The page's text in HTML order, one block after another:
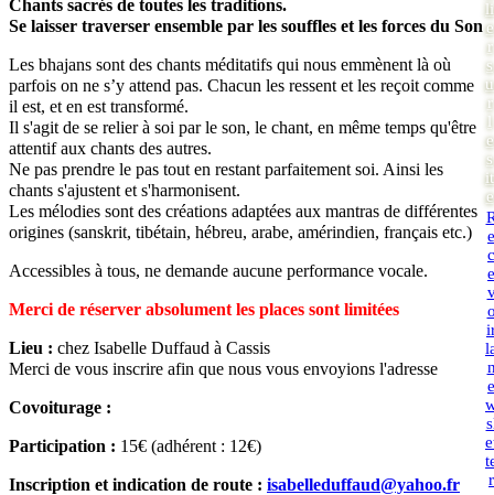
Chants sacrés de toutes les traditions.
Se laisser traverser ensemble par les souffles et les forces du Son
Les bhajans sont des chants méditatifs qui nous emmènent là où
parfois on ne s’y attend pas. Chacun les ressent et les reçoit comme
il est, et en est transformé.
Il s'agit de se relier à soi par le son, le chant, en même temps qu'être
attentif aux chants des autres.
Ne pas prendre le pas tout en restant parfaitement soi. Ainsi les
chants s'ajustent et s'harmonisent.
Les mélodies sont des créations adaptées aux mantras de différentes
origines (sanskrit, tibétain, hébreu, arabe, amérindien, français etc.)
Accessibles à tous, ne demande aucune performance vocale.
Merci de réserver absolument les places sont limitées
Lieu : chez Isabelle Duffaud à Cassis
Merci de vous inscrire afin que nous vous envoyions l'adresse
Covoiturage :
Participation : 15€ (adhérent : 12€)
Inscription et indication de route : isabelleduffaud@yahoo.fr
li
e
r
s
u
r
e
s
it
e
e
c
e
e
r